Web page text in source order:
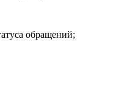
обращений;